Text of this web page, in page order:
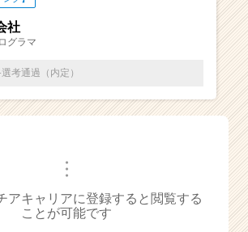
ベ
ン
チ
ー・
成
ら
ス
社
グラマ
考通過（内定）
・・・
アキャリアに登録すると閲覧する
ことが可能です